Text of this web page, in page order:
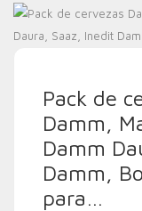
Pack de
Damm,
Damm
Damm,
para…